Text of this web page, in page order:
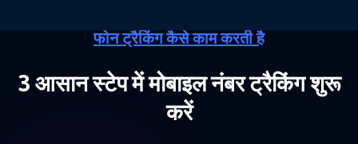
फोन ट्रैकिंग कैसे काम करती है
3 आसान स्टेप में मोबाइल नंबर ट्रैकिंग शुरू
करें